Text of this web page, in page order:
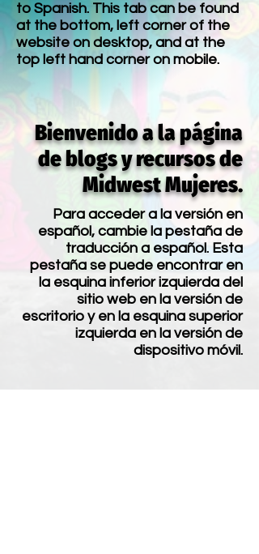
to Spanish. This tab can be found
at the bottom, left corner of the
website on desktop, and at the
top left hand corner on mobile.
Bienvenido a la página
de blogs y recursos de
Midwest Mujeres.
Para acceder a la versión en
español, cambie la pestaña de
traducción a español. Esta
pestaña se puede encontrar en
la esquina inferior izquierda del
sitio web en la versión de
escritorio y en la esquina superior
izquierda en la versión de
dispositivo móvil.